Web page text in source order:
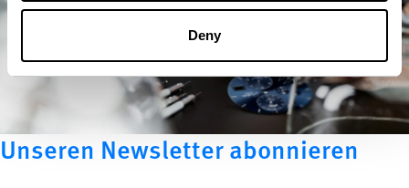
Deny
Unseren Newsletter abonnieren